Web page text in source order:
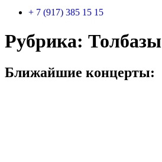
+ 7 (917) 385 15 15
Рубрика: Толбазы
Ближайшие концерты: